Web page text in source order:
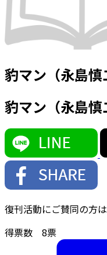
豹マン（永島慎
豹マン（永島慎
復刊活動にご賛同の方
得票数 8票